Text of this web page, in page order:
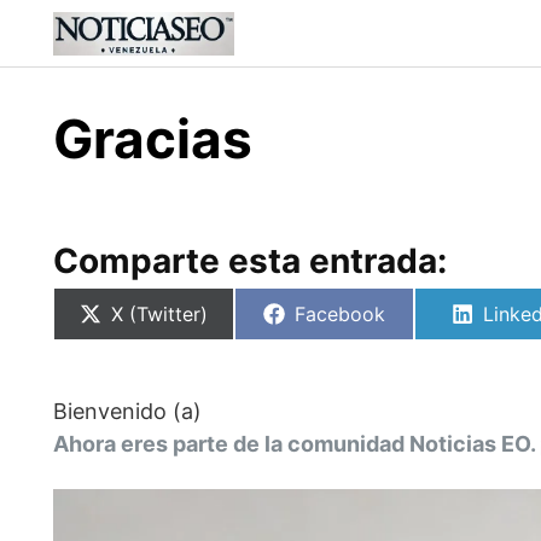
content
Gracias
Comparte esta entrada:
Compartir
X (Twitter)
Compartir
Facebook
Bienvenido (a)
Ahora eres parte de la comunidad Noticias